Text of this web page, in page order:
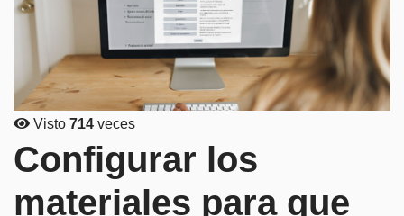
Visto 714 veces
Configurar los
materiales para que